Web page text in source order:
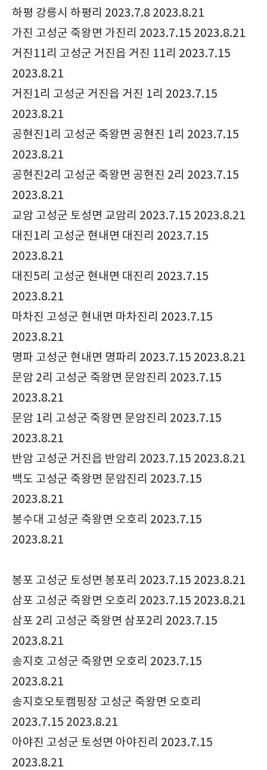
하평 강릉시 하평리 2023.7.8 2023.8.21
가진 고성군 죽왕면 가진리 2023.7.15 2023.8.21
거진11리 고성군 거진읍 거진 11리 2023.7.15
2023.8.21
거진1리 고성군 거진읍 거진 1리 2023.7.15
2023.8.21
공현진1리 고성군 죽왕면 공현진 1리 2023.7.15
2023.8.21
공현진2리 고성군 죽왕면 공현진 2리 2023.7.15
2023.8.21
교암 고성군 토성면 교암리 2023.7.15 2023.8.21
대진1리 고성군 현내면 대진리 2023.7.15
2023.8.21
대진5리 고성군 현내면 대진리 2023.7.15
2023.8.21
마차진 고성군 현내면 마차진리 2023.7.15
2023.8.21
명파 고성군 현내면 명파리 2023.7.15 2023.8.21
문암 2리 고성군 죽왕면 문암진리 2023.7.15
2023.8.21
문암 1리 고성군 죽왕면 문암진리 2023.7.15
2023.8.21
반암 고성군 거진읍 반암리 2023.7.15 2023.8.21
백도 고성군 죽왕면 문암진리 2023.7.15
2023.8.21
봉수대 고성군 죽왕면 오호리 2023.7.15
2023.8.21
봉포 고성군 토성면 봉포리 2023.7.15 2023.8.21
삼포 고성군 죽왕면 오호리 2023.7.15 2023.8.21
삼포 2리 고성군 죽왕면 삼포2리 2023.7.15
2023.8.21
송지호 고성군 죽왕면 오호리 2023.7.15
2023.8.21
송지호오토캠핑장 고성군 죽왕면 오호리
2023.7.15 2023.8.21
아야진 고성군 토성면 아야진리 2023.7.15
2023.8.21